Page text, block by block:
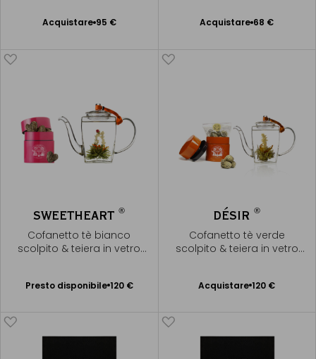
Acquistare 95 €
Aggiungere
Acquistare 68 €
Aggiungere
SWEETHEART®
Cofanetto tè bianco
scolpito & teiera in vetro
Presto disponibile 120 €
DÉSIR®
Cofanetto tè verde
scolpito & teiera in vetro
Acquistare 120 €
Aggiungere